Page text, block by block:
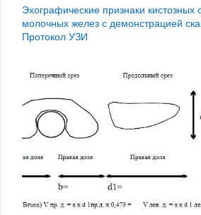
Эхографические признаки кистозных
молочных желез с демонстрацией
Протокол УЗИ